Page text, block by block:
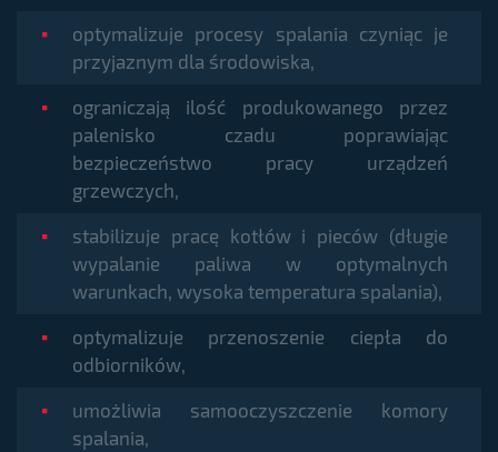
optymalizuje procesy spalania czyniąc je
przyjaznym dla środowiska,
ograniczają ilość produkowanego przez
palenisko czadu poprawiając
bezpieczeństwo pracy urządzeń
grzewczych,
stabilizuje pracę kotłów i pieców (długie
wypalanie paliwa w optymalnych
warunkach, wysoka temperatura spalania),
optymalizuje przenoszenie ciepła do
odbiorników,
umożliwia samooczyszczenie komory
spalania,